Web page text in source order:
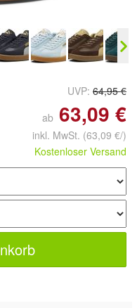
UVP: 64,95 €
ab 63,09 €
inkl. MwSt. (63,09 €/)
Kostenloser Versand